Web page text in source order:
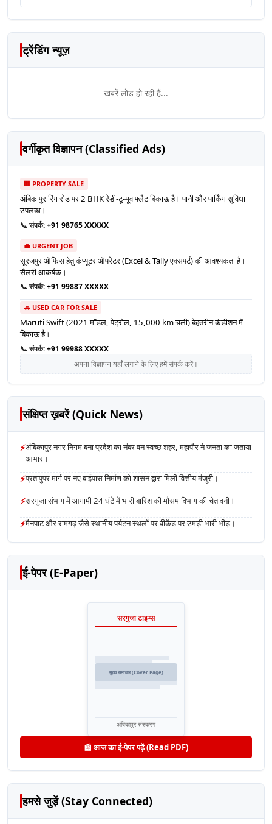
ट्रेंडिंग न्यूज़
खबरें लोड हो रही हैं...
वर्गीकृत विज्ञापन (Classified Ads)
🏢 PROPERTY SALE
अंबिकापुर रिंग रोड पर 2 BHK रेडी-टू-मूव फ्लैट बिकाऊ है। पानी और पार्किंग सुविधा
उपलब्ध।
📞 संपर्क:+91 98765 XXXXX
💼 URGENT JOB
सूरजपुर ऑफिस हेतु कंप्यूटर ऑपरेटर (Excel & Tally एक्सपर्ट) की आवश्यकता है।
सैलरी आकर्षक।
📞 संपर्क:+91 99887 XXXXX
🚗 USED CAR FOR SALE
Maruti Swift (2021 मॉडल, पेट्रोल, 15,000 km चली) बेहतरीन कंडीशन में
बिकाऊ है।
📞 संपर्क:+91 99988 XXXXX
अपना विज्ञापन यहाँ लगाने के लिए हमें संपर्क करें।
संक्षिप्त ख़बरें (Quick News)
⚡अंबिकापुर नगर निगम बना प्रदेश का नंबर वन स्वच्छ शहर, महापौर ने जनता का जताया
आभार।
⚡प्रतापुपर मार्ग पर नए बाईपास निर्माण को शासन द्वारा मिली वित्तीय मंजूरी।
⚡सरगुजा संभाग में आगामी 24 घंटे में भारी बारिश की मौसम विभाग की चेतावनी।
⚡मैनपाट और रामगढ़ जैसे स्थानीय पर्यटन स्थलों पर वीकेंड पर उमड़ी भारी भीड़।
ई-पेपर (E-Paper)
सरगुजा टाइम्स
मुख्य समाचार (Cover Page)
अंबिकापुर संस्करण
📰 आज का ई-पेपर पढ़ें (Read PDF)
हमसे जुड़ें (Stay Connected)